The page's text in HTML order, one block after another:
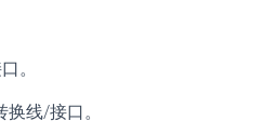
。
线/接口。